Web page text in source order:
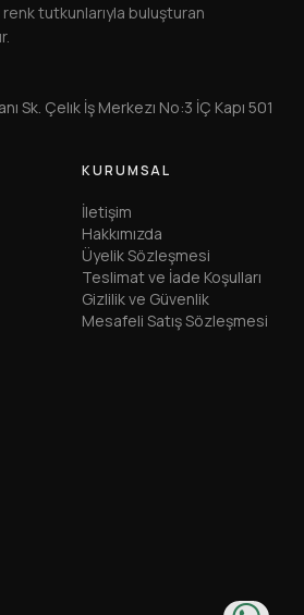
renk tutkunlarıyla buluşturan
Sk. Çelık İş Merkezı No:3 İÇ Kapı 501
KURUMSAL
İletişim
Hakkımızda
Üyelik Sözleşmesi
Teslimat ve İade Koşulları
Gizlilik ve Güvenlik
Mesafeli Satış Sözleşmesi